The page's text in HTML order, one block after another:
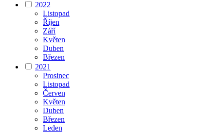
2022
Listopad
Říjen
Září
Květen
Duben
Březen
2021
Prosinec
Listopad
Červen
Květen
Duben
Březen
Leden